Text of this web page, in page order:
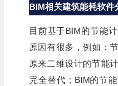
BIM相关建筑能耗软件
目前基于BIM的节能
原因有很多，例如：
原来二维设计的节能
完全替代；BIM的节